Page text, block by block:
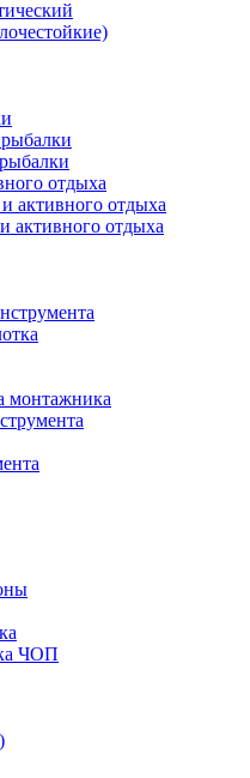
отдыха
активного отдыха
активного отдыха
монтажника
ЧОП